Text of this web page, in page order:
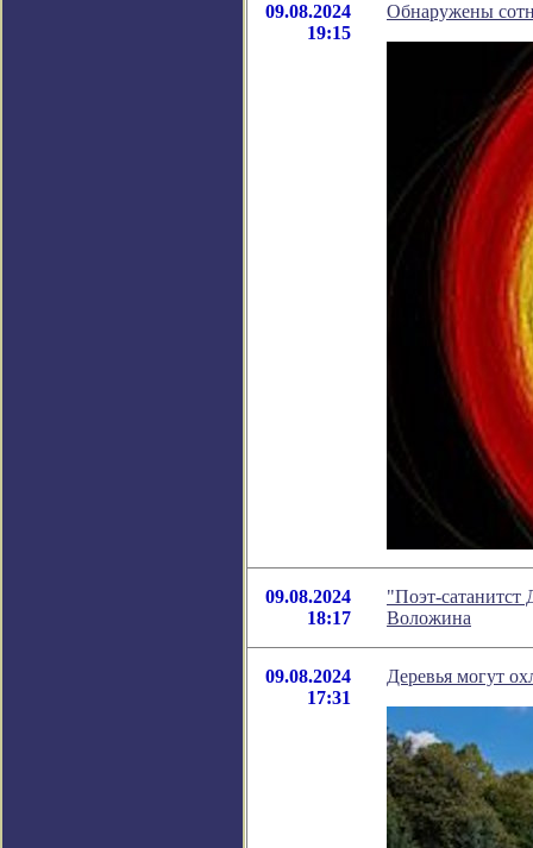
09.08.2024
19:15
Обнаружены
09.08.2024
18:17
"Поэт-
Воложина
09.08.2024
17:31
Деревья могут